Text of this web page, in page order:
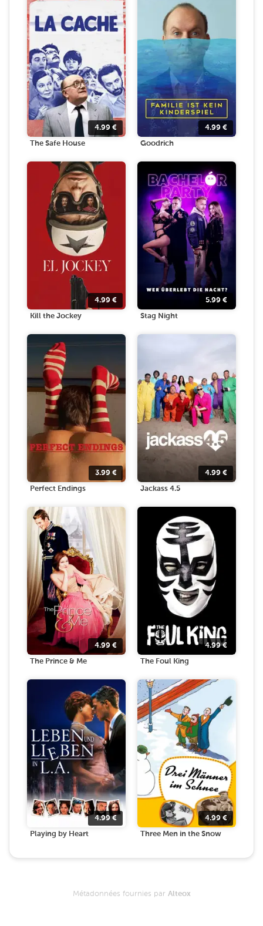
4.99 €
The Safe House
4.99 €
Goodrich
4.99 €
Kill the Jockey
5.99 €
Stag Night
3.99 €
Perfect Endings
4.99 €
Jackass 4.5
4.99 €
The Prince & Me
4.99€
The Foul King
4.99€
Playing by Heart
4.99€
Three Men in the Snow
Métadonnées fournies par Alteox